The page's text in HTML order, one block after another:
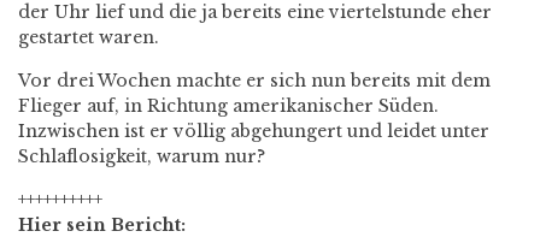
der Uhr lief und die ja bereits eine viertelstunde eher
gestartet waren.
Vor drei Wochen machte er sich nun bereits mit dem
Flieger auf, in Richtung amerikanischer Süden.
Inzwischen ist er völlig abgehungert und leidet unter
Schlaflosigkeit, warum nur?
++++++++++
Hier sein Bericht: